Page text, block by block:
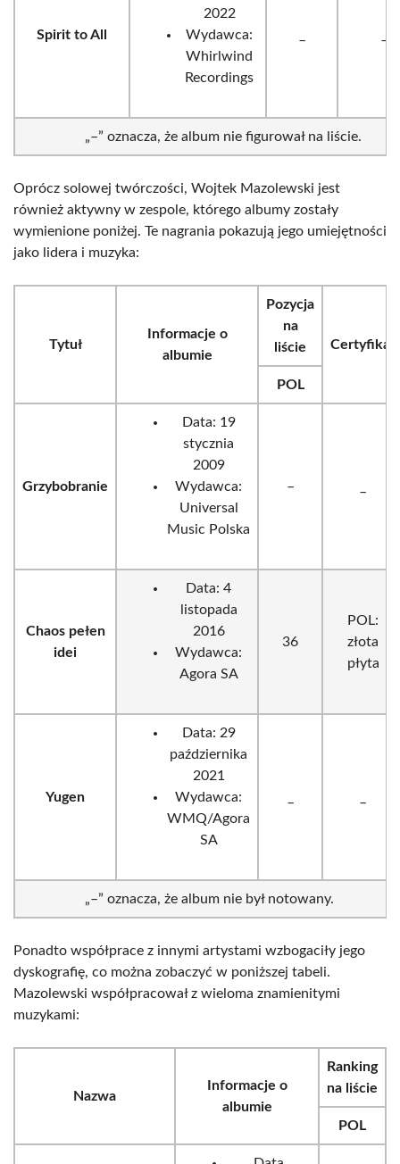
Spirit to All
2022
Wydawca:
Whirlwind
Recordings
„–” oznacza, że album nie figurował na liście.
Oprócz solowej twórczości, Wojtek Mazolewski jest
również aktywny w zespole, którego albumy zostały
wymienione poniżej. Te nagrania pokazują jego umiejętności
jako lidera i muzyka:
Tytuł
Informacje o
albumie
Pozycja
na
liście
Certyfikat
POL
Grzybobranie
Data: 19
stycznia
2009
Wydawca:
Universal
Music Polska
–
Chaos pełen
idei
Data: 4
listopada
2016
Wydawca:
Agora SA
36
POL:
złota
płyta
Yugen
Data: 29
października
2021
Wydawca:
WMQ/Agora
SA
„–” oznacza, że album nie był notowany.
Ponadto współprace z innymi artystami wzbogaciły jego
dyskografię, co można zobaczyć w poniższej tabeli.
Mazolewski współpracował z wieloma znamienitymi
muzykami:
Nazwa
Informacje o
albumie
Ranking
na liście
POL